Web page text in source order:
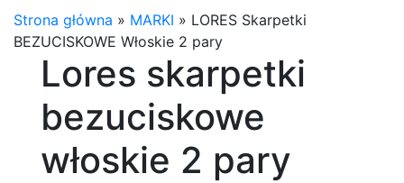
Strona główna » MARKI » LORES Skarpetki
BEZUCISKOWE Włoskie 2 pary
Lores skarpetki
bezuciskowe
włoskie 2 pary